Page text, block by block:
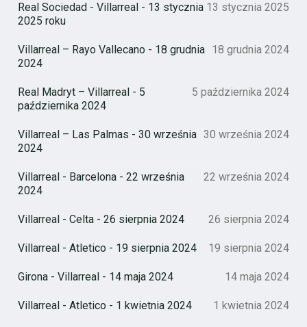
Real Sociedad - Villarreal - 13 stycznia
2025 roku
13 stycznia 2025
Villarreal – Rayo Vallecano - 18 grudnia
2024
18 grudnia 2024
Real Madryt – Villarreal - 5
października 2024
5 października 2024
Villarreal – Las Palmas - 30 września
2024
30 września 2024
Villarreal - Barcelona - 22 września
2024
22 września 2024
Villarreal - Celta - 26 sierpnia 2024 26 sierpnia 2024
Villarreal - Atletico - 19 sierpnia 2024 19 sierpnia 2024
Girona - Villarreal - 14 maja 2024 14 maja 2024
Villarreal - Atletico - 1 kwietnia 2024 1 kwietnia 2024